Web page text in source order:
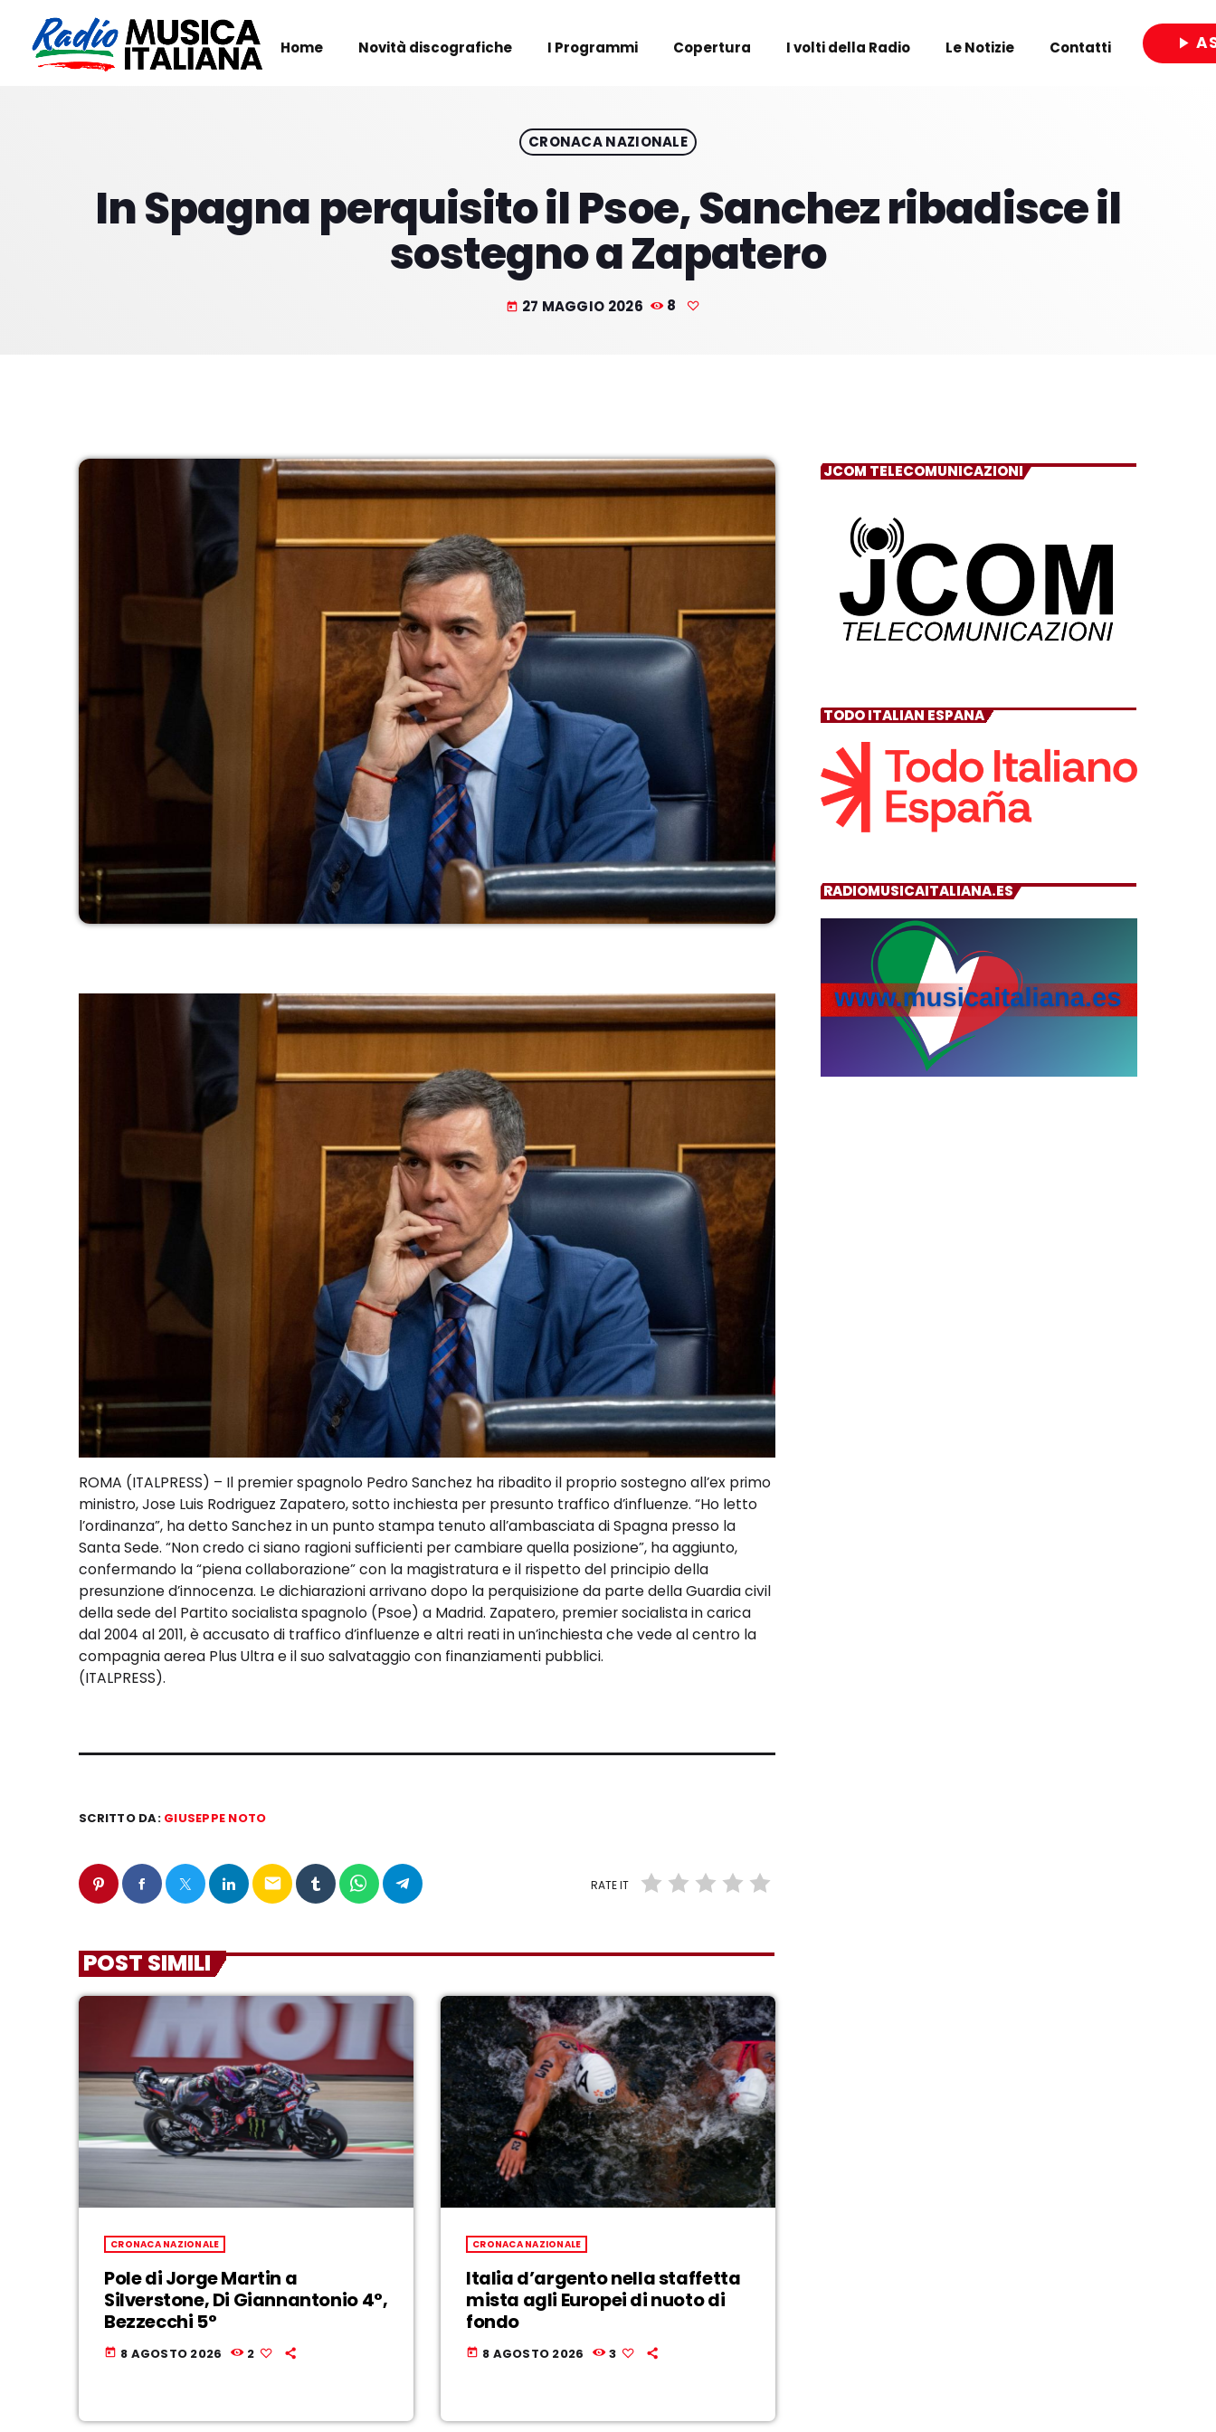
Home Novità discografiche I Programmi Copertura I volti della Radio Le Notizie Contatti play_arrow
CRONACA NAZIONALE
In Spagna perquisito il Psoe, Sanchez ribadisce il
sostegno a Zapatero
today 27 MAGGIO 2026 8
ROMA (ITALPRESS) – Il premier spagnolo Pedro Sanchez ha ribadito il proprio sostegno all’ex primo
ministro, Jose Luis Rodriguez Zapatero, sotto inchiesta per presunto traffico d’influenze. “Ho letto
l’ordinanza”, ha detto Sanchez in un punto stampa tenuto all’ambasciata di Spagna presso la
Santa Sede. “Non credo ci siano ragioni sufficienti per cambiare quella posizione”, ha aggiunto,
confermando la “piena collaborazione” con la magistratura e il rispetto del principio della
presunzione d’innocenza. Le dichiarazioni arrivano dopo la perquisizione da parte della Guardia civil
della sede del Partito socialista spagnolo (Psoe) a Madrid. Zapatero, premier socialista in carica
dal 2004 al 2011, è accusato di traffico d’influenze e altri reati in un’inchiesta che vede al centro la
compagnia aerea Plus Ultra e il suo salvataggio con finanziamenti pubblici.
(ITALPRESS).
SCRITTO DA: GIUSEPPE NOTO
email RATE IT
POST SIMILI
CRONACA NAZIONALE
Pole di Jorge Martin a
Silverstone, Di Giannantonio 4°,
Bezzecchi 5°
today 8 AGOSTO 2026 2
CRONACA NAZIONALE
Italia d’argento nella staffetta
mista agli Europei di nuoto di
fondo
today 8 AGOSTO 2026 3
JCOM TELECOMUNICAZIONI
TODO ITALIAN ESPANA
RADIOMUSICAITALIANA.ES